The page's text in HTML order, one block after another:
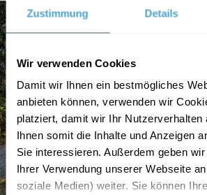
Zustimmung Details
Wir verwenden Cookies
Damit wir Ihnen ein bestmögliches
anbieten können, verwenden wir
platziert, damit wir Ihr Nutzerverhalten
Ihnen somit die Inhalte und Anzeigen
Sie interessieren. Außerdem geben
Ihrer Verwendung unserer Webseite
soziale Medien) weiter. Sie können